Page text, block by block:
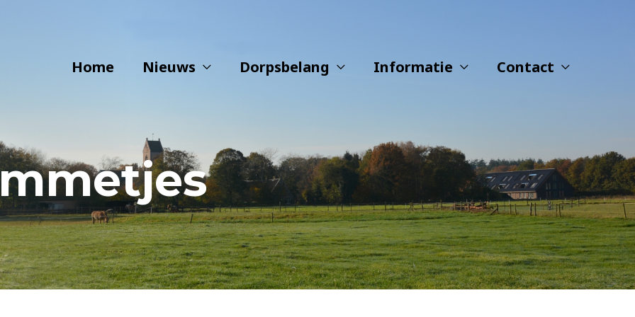
Home Nieuws Dorpsbelang Informatie Contact